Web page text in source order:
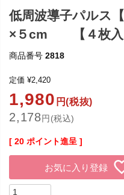
低周波導子パルス
×５cm 【４枚入
商品番号 2818
定価 ¥2,420
1,980 円(税抜)
2,178円(税込)
[ 20 ポイント進呈 ]
お気に入り登録